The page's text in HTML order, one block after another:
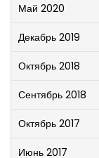
Май 2020
Декабрь 2019
Октябрь 2018
Сентябрь 2018
Октябрь 2017
Июнь 2017